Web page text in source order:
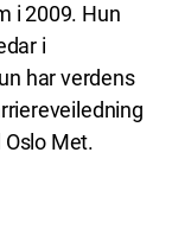
i 2009. Hun
i
har verdens
Met.